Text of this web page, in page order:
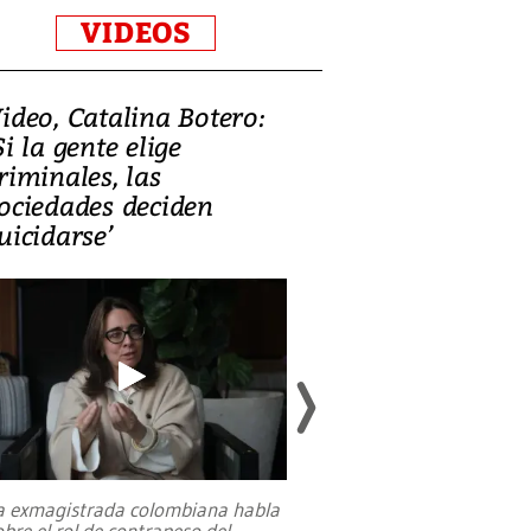
VIDEOS
Catalina Botero:
la gente elige
las
deciden
exmagistrada colombiana habla